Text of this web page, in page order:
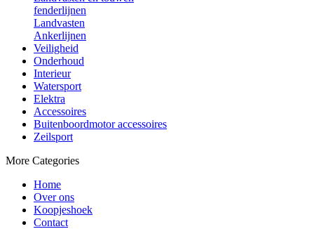
fenderlijnen
Landvasten
Ankerlijnen
Veiligheid
Onderhoud
Interieur
Watersport
Elektra
Accessoires
Buitenboordmotor accessoires
Zeilsport
More Categories
Home
Over ons
Koopjeshoek
Contact